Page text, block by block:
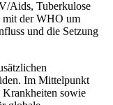
Aids, Tuberkulose
mit der WHO um
und die Setzung
Im Mittelpunkt
Krankheiten sowie